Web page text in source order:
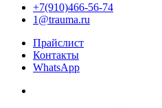
+7(910)466-56-74
1@trauma.ru
Прайслист
Контакты
WhatsApp